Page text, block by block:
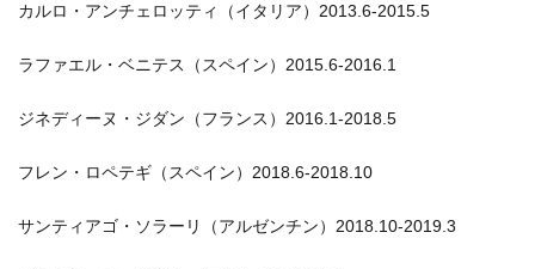
カルロ・アンチェロッティ（イタリア）2013.6-2015.5
ラファエル・ベニテス（スペイン）2015.6-2016.1
ジネディーヌ・ジダン（フランス）2016.1-2018.5
フレン・ロペテギ（スペイン）2018.6-2018.10
サンティアゴ・ソラーリ（アルゼンチン）2018.10-2019.3